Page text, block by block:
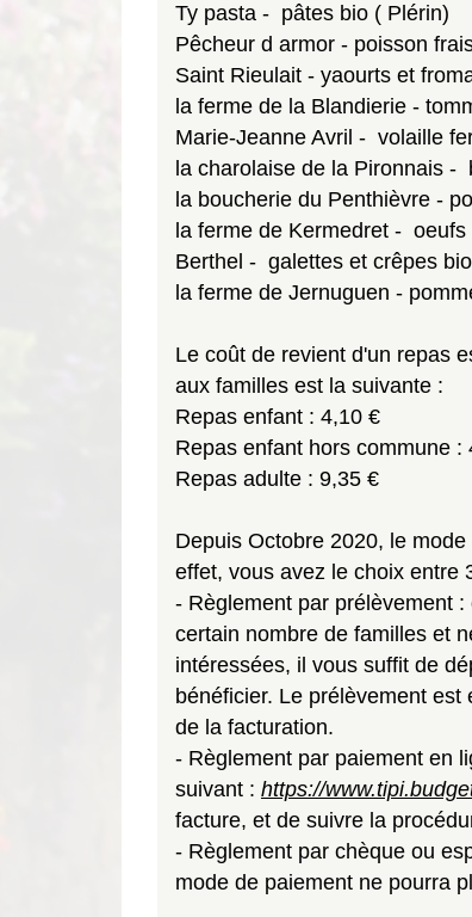
Ty pasta - pâtes bio ( Plérin)
Pêcheur d armor - poisson
Saint Rieulait - yaourts et
la ferme de la Blandierie -
Marie-Jeanne Avril - volaille
la charolaise de la Pironnais -
la boucherie du Penthièvre -
la ferme de Kermedret - oeufs
Berthel - galettes et crêpes
la ferme de Jernuguen -
Le coût de revient d'un repas
aux familles est la suivante :
Repas enfant : 4,10 €
Repas enfant hors commune :
Repas adulte : 9,35 €
Depuis Octobre 2020, le
effet, vous avez le choix entre
- Règlement par prélèvement
certain nombre de familles et
intéressées, il vous suffit de
bénéficier. Le prélèvement est
de la facturation.
- Règlement par paiement en
suivant : https://
facture, et de suivre la
- Règlement par chèque ou
mode de paiement ne pourra